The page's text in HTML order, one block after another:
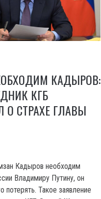
КАДЫРОВ:
КГБ
О СТРАХЕ ГЛАВЫ
Кадыров необходим
Владимиру Путину, он
потерять. Такое заявление